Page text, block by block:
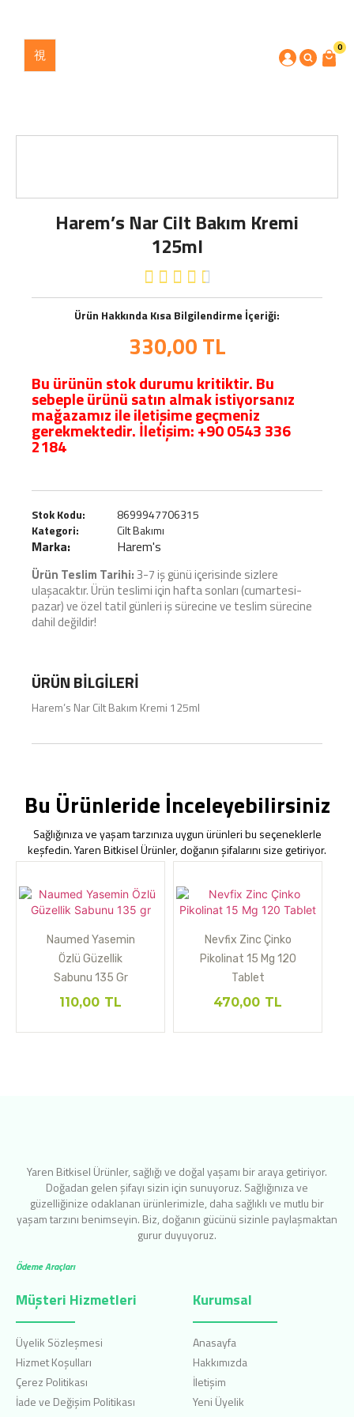
0
Harem’s Nar Cilt Bakım Kremi
125ml
    
Ürün Hakkında Kısa Bilgilendirme İçeriği:
330,00TL
Bu ürünün stok durumu kritiktir. Bu
sebeple ürünü satın almak istiyorsanız
mağazamız ile iletişime geçmeniz
gerekmektedir. İletişim:+90 0543 336
2184
Stok Kodu:
8699947706315
Kategori:
Cilt Bakımı
Marka: Harem's
Ürün Teslim Tarihi:3-7 iş günü içerisinde sizlere
ulaşacaktır. Ürün teslimi için hafta sonları (cumartesi-
pazar) ve özel tatil günleri iş sürecine ve teslim sürecine
dahil değildir!
ÜRÜN BILGILERI
Harem’s Nar Cilt Bakım Kremi 125ml
Bu Ürünleride İnceleyebilirsiniz
Sağlığınıza ve yaşam tarzınıza uygun ürünleri bu seçeneklerle
keşfedin. Yaren Bitkisel Ürünler, doğanın şifalarını size getiriyor.
Naumed Yasemin
Özlü Güzellik
Sabunu 135 Gr
110,00TL
Nevfix Zinc Çinko
Pikolinat 15 Mg 120
Tablet
470,00TL
Yaren Bitkisel Ürünler, sağlığı ve doğal yaşamı bir araya getiriyor.
Doğadan gelen şifayı sizin için sunuyoruz. Sağlığınıza ve
güzelliğinize odaklanan ürünlerimizle, daha sağlıklı ve mutlu bir
yaşam tarzını benimseyin. Biz, doğanın gücünü sizinle paylaşmaktan
gurur duyuyoruz.
Ödeme Araçları
Müşteri Hizmetleri
Üyelik Sözleşmesi
Hizmet Koşulları
Çerez Politikası
İade ve Değişim Politikası
Kurumsal
Anasayfa
Hakkımızda
İletişim
Yeni Üyelik